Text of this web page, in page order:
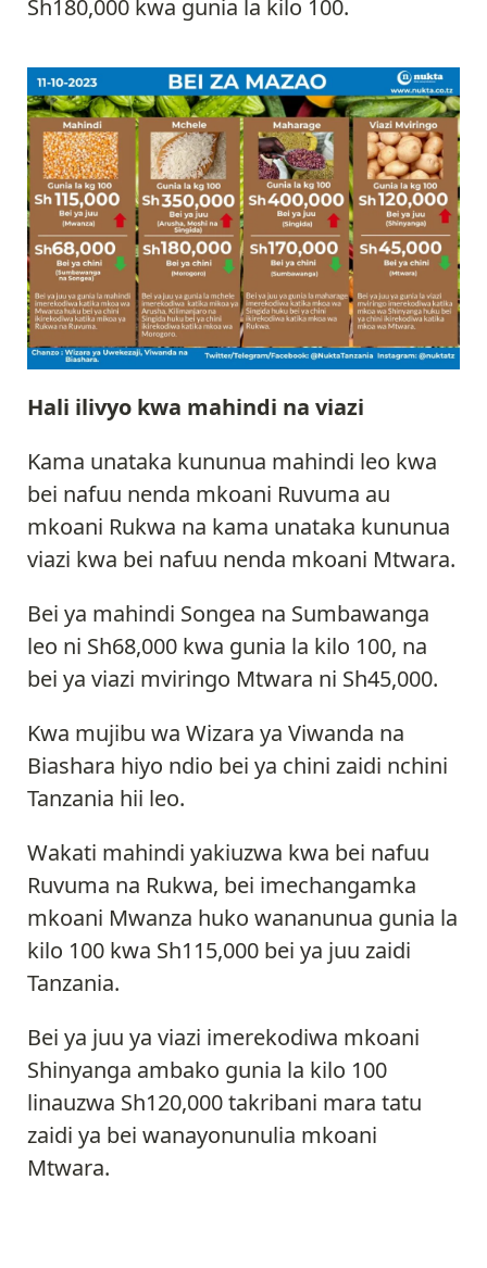
Sh180,000 kwa gunia la kilo 100.
Hali ilivyo kwa mahindi na viazi
Kama unataka kununua mahindi leo kwa
bei nafuu nenda mkoani Ruvuma au
mkoani Rukwa na kama unataka kununua
viazi kwa bei nafuu nenda mkoani Mtwara.
Bei ya mahindi Songea na Sumbawanga
leo ni Sh68,000 kwa gunia la kilo 100, na
bei ya viazi mviringo Mtwara ni Sh45,000.
Kwa mujibu wa Wizara ya Viwanda na
Biashara hiyo ndio bei ya chini zaidi nchini
Tanzania hii leo.
Wakati mahindi yakiuzwa kwa bei nafuu
Ruvuma na Rukwa, bei imechangamka
mkoani Mwanza huko wananunua gunia la
kilo 100 kwa Sh115,000 bei ya juu zaidi
Tanzania.
Bei ya juu ya viazi imerekodiwa mkoani
Shinyanga ambako gunia la kilo 100
linauzwa Sh120,000 takribani mara tatu
zaidi ya bei wanayonunulia mkoani
Mtwara.